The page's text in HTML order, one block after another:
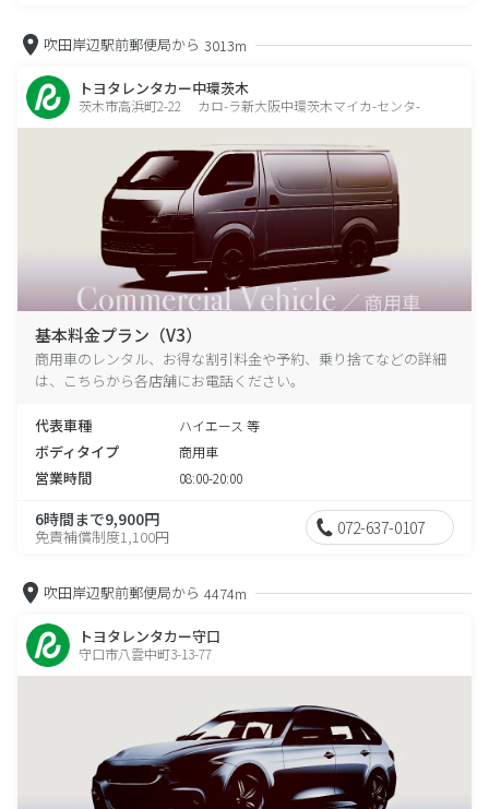
吹田岸辺駅前郵便局から 3013m
トヨタレンタカー中環茨木
茨木市高浜町2-22 カロ-ラ新大阪中環茨木マイカ-センタ-
基本料金プラン（V3）
商用車のレンタル、お得な割引料金や予約、乗り捨てなどの詳細
は、こちらから各店舗にお電話ください。
代表車種 ハイエース 等
ボディタイプ 商用車
営業時間 08:00-20:00
6時間まで9,900円
免責補償制度1,100円 072-637-0107
吹田岸辺駅前郵便局から 4474m
トヨタレンタカー守口
守口市八雲中町3-13-77